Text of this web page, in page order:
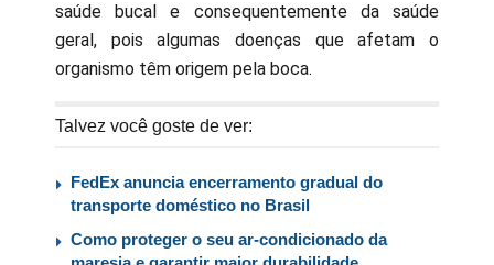
saúde bucal e consequentemente da saúde
geral, pois algumas doenças que afetam o
organismo têm origem pela boca.
Talvez você goste de ver:
FedEx anuncia encerramento gradual do
transporte doméstico no Brasil
Como proteger o seu ar-condicionado da